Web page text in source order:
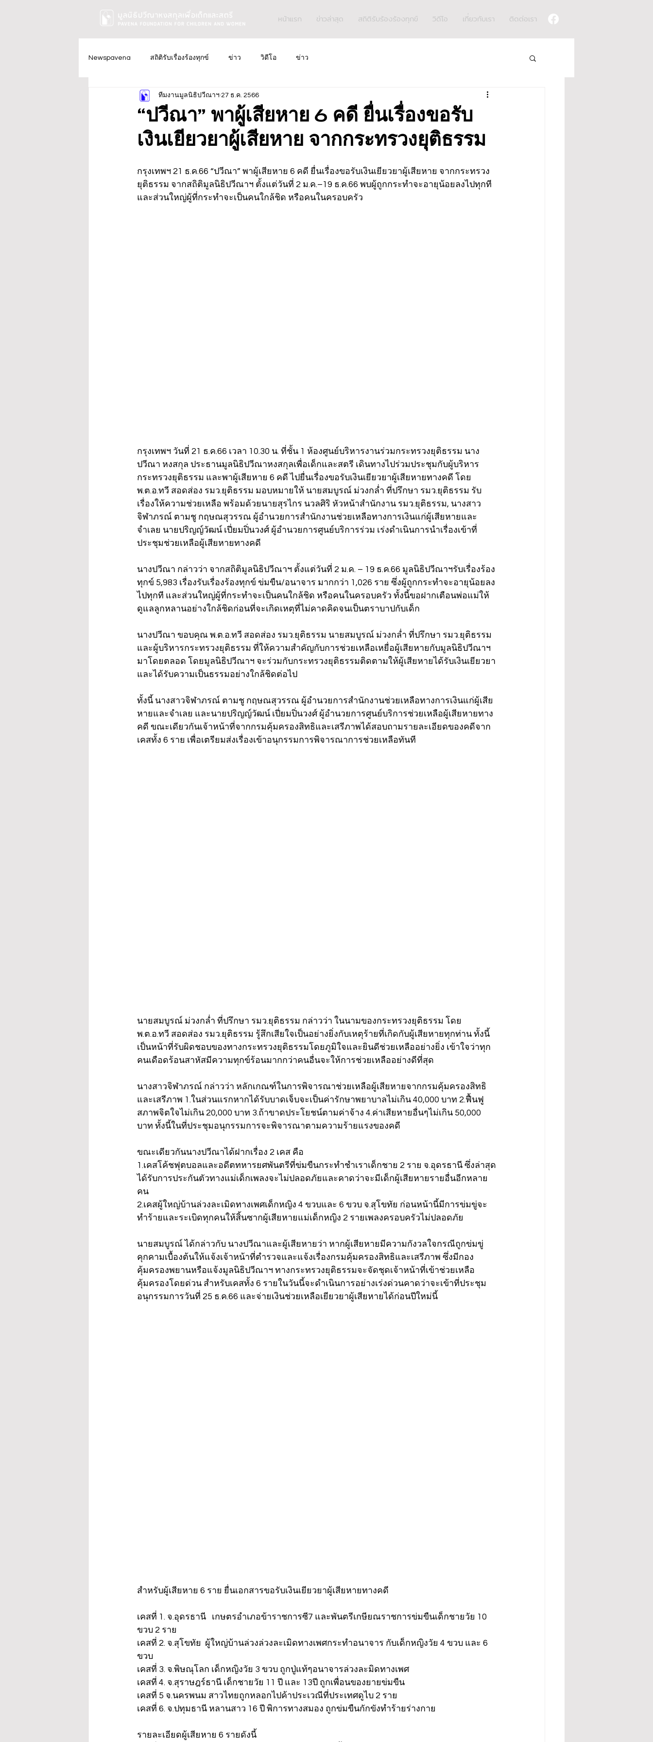
หน้าแรก ข่าวล่าสุด สถิติรับร้องร้องทุกข์ วิดีโอ เกี่ยวกับเรา ติดต่อเรา
Newspavena สถิติรับเรื่องร้องทุกข์ ข่าว วิดีโอ ข่าว
“ปวีณา” พาผู้เสียหาย 6 คดี ยื่นเรื่องขอรับ
เงินเยียวยาผู้เสียหาย จากกระทรวงยุติธรรม
ทีมงานมูลนิธิปวีณาฯ 27 ธ.ค. 2566
กรุงเทพฯ 21 ธ.ค.66 “ปวีณา” พาผู้เสียหาย 6 คดี ยื่นเรื่องขอรับเงินเยียวยาผู้เสียหาย จากกระทรวง
ยุติธรรม จากสถิติมูลนิธิปวีณาฯ ตั้งแต่วันที่ 2 ม.ค.–19 ธ.ค.66 พบผู้ถูกกระทำจะอายุน้อยลงไปทุกที
และส่วนใหญ่ผู้ที่กระทำจะเป็นคนใกล้ชิด หรือคนในครอบครัว
กรุงเทพฯ วันที่ 21 ธ.ค.66 เวลา 10.30 น. ที่ชั้น 1 ห้องศูนย์บริหารงานร่วมกระทรวงยุติธรรม นาง
ปวีณา หงสกุล ประธานมูลนิธิปวีณาหงสกุลเพื่อเด็กและสตรี เดินทางไปร่วมประชุมกับผู้บริหาร
กระทรวงยุติธรรม และพาผู้เสียหาย 6 คดี ไปยื่นเรื่องขอรับเงินเยียวยาผู้เสียหายทางคดี โดย
พ.ต.อ.ทวี สอดส่อง รมว.ยุติธรรม มอบหมายให้ นายสมบูรณ์ ม่วงกล่ำ ที่ปรึกษา รมว.ยุติธรรม รับ
เรื่องให้ความช่วยเหลือ พร้อมด้วยนายสุรไกร นวลศิริ หัวหน้าสำนักงาน รมว.ยุติธรรม, นางสาว
จิฬาภรณ์ ตามชู กฤษณสุวรรณ ผู้อำนวยการสำนักงานช่วยเหลือทางการเงินแก่ผู้เสียหายและ
จำเลย นายปริญญ์วัฒน์ เปี่ยมปิ่นวงศ์ ผู้อำนวยการศูนย์บริการร่วม เร่งดำเนินการนำเรื่องเข้าที่
ประชุมช่วยเหลือผู้เสียหายทางคดี
นางปวีณา กล่าวว่า จากสถิติมูลนิธิปวีณาฯ ตั้งแต่วันที่ 2 ม.ค. – 19 ธ.ค.66 มูลนิธิปวีณาฯรับเรื่องร้อง
ทุกข์ 5,983 เรื่องรับเรื่องร้องทุกข์ ข่มขืน/อนาจาร มากกว่า 1,026 ราย ซึ่งผู้ถูกกระทำจะอายุน้อยลง
ไปทุกที และส่วนใหญ่ผู้ที่กระทำจะเป็นคนใกล้ชิด หรือคนในครอบครัว ทั้งนี้ขอฝากเตือนพ่อแม่ให้
ดูแลลูกหลานอย่างใกล้ชิดก่อนที่จะเกิดเหตุที่ไม่คาดคิดจนเป็นตราบาปกับเด็ก
นางปวีณา ขอบคุณ พ.ต.อ.ทวี สอดส่อง รมว.ยุติธรรม นายสมบูรณ์ ม่วงกล่ำ ที่ปรึกษา รมว.ยุติธรรม
และผู้บริหารกระทรวงยุติธรรม ที่ให้ความสำคัญกับการช่วยเหลือเหยื่อผู้เสียหายกับมูลนิธิปวีณาฯ
มาโดยตลอด โดยมูลนิธิปวีณาฯ จะร่วมกับกระทรวงยุติธรรมติดตามให้ผู้เสียหายได้รับเงินเยียวยา
และได้รับความเป็นธรรมอย่างใกล้ชิดต่อไป
ทั้งนี้ นางสาวจิฬาภรณ์ ตามชู กฤษณสุวรรณ ผู้อำนวยการสำนักงานช่วยเหลือทางการเงินแก่ผู้เสีย
หายและจำเลย และนายปริญญ์วัฒน์ เปี่ยมปิ่นวงศ์ ผู้อำนวยการศูนย์บริการช่วยเหลือผู้เสียหายทาง
คดี ขณะเดียวกันเจ้าหน้าที่จากกรมคุ้มครองสิทธิและเสรีภาพได้สอบถามรายละเอียดของคดีจาก
เคสทั้ง 6 ราย เพื่อเตรียมส่งเรื่องเข้าอนุกรรมการพิจารณาการช่วยเหลือทันที
นายสมบูรณ์ ม่วงกล่ำ ที่ปรึกษา รมว.ยุติธรรม กล่าวว่า ในนามของกระทรวงยุติธรรม โดย
พ.ต.อ.ทวี สอดส่อง รมว.ยุติธรรม รู้สึกเสียใจเป็นอย่างยิ่งกับเหตุร้ายที่เกิดกับผู้เสียหายทุกท่าน ทั้งนี้
เป็นหน้าที่รับผิดชอบของทางกระทรวงยุติธรรมโดยภูมิใจและยินดีช่วยเหลืออย่างยิ่ง เข้าใจว่าทุก
คนเดือดร้อนสาหัสมีความทุกข์ร้อนมากกว่าคนอื่นจะให้การช่วยเหลืออย่างดีที่สุด
นางสาวจิฬาภรณ์ กล่าวว่า หลักเกณฑ์ในการพิจารณาช่วยเหลือผู้เสียหายจากกรมคุ้มครองสิทธิ
และเสรีภาพ 1.ในส่วนแรกหากได้รับบาดเจ็บจะเป็นค่ารักษาพยาบาลไม่เกิน 40,000 บาท 2.ฟื้นฟู
สภาพจิตใจไม่เกิน 20,000 บาท 3.ถ้าขาดประโยชน์ตามค่าจ้าง 4.ค่าเสียหายอื่นๆไม่เกิน 50,000
บาท ทั้งนี้ในที่ประชุมอนุกรรมการจะพิจารณาตามความร้ายแรงของคดี
ขณะเดียวกันนางปวีณาได้ฝากเรื่อง 2 เคส คือ
1.เคสโค้ชฟุตบอลและอดีตทหารยศพันตรีที่ข่มขืนกระทำชำเราเด็กชาย 2 ราย จ.อุดรธานี ซึ่งล่าสุด
ได้รับการประกันตัวทางแม่เด็กเพลงจะไม่ปลอดภัยและคาดว่าจะมีเด็กผู้เสียหายรายอื่นอีกหลาย
คน
2.เคสผู้ใหญ่บ้านล่วงละเมิดทางเพศเด็กหญิง 4 ขวบและ 6 ขวบ จ.สุโขทัย ก่อนหน้านี้มีการข่มขู่จะ
ทำร้ายและระเบิดทุกคนให้สิ้นซากผู้เสียหายแม่เด็กหญิง 2 รายเพลงครอบครัวไม่ปลอดภัย
นายสมบูรณ์ ได้กล่าวกับ นางปวีณาและผู้เสียหายว่า หากผู้เสียหายมีความกังวลใจกรณีถูกข่มขู่
คุกคามเบื้องต้นให้แจ้งเจ้าหน้าที่ตำรวจและแจ้งเรื่องกรมคุ้มครองสิทธิและเสรีภาพ ซึ่งมีกอง
คุ้มครองพยานหรือแจ้งมูลนิธิปวีณาฯ ทางกระทรวงยุติธรรมจะจัดชุดเจ้าหน้าที่เข้าช่วยเหลือ
คุ้มครองโดยด่วน สำหรับเคสทั้ง 6 รายในวันนี้จะดำเนินการอย่างเร่งด่วนคาดว่าจะเข้าที่ประชุม
อนุกรรมการวันที่ 25 ธ.ค.66 และจ่ายเงินช่วยเหลือเยียวยาผู้เสียหายได้ก่อนปีใหม่นี้
สำหรับผู้เสียหาย 6 ราย ยื่นเอกสารขอรับเงินเยียวยาผู้เสียหายทางคดี
เคสที่ 1. จ.อุดรธานี   เกษตรอำเภอข้าราชการซี7 และพันตรีเกษียณราชการข่มขืนเด็กชายวัย 10
ขวบ 2 ราย
เคสที่ 2. จ.สุโขทัย  ผู้ใหญ่บ้านล่วงล่วงละเมิดทางเพศกระทำอนาจาร กับเด็กหญิงวัย 4 ขวบ และ 6
ขวบ
เคสที่ 3. จ.พิษณุโลก เด็กหญิงวัย 3 ขวบ ถูกปู่แท้ๆอนาจารล่วงละมิดทางเพศ
เคสที่ 4. จ.สุราษฎร์ธานี เด็กชายวัย 11 ปี และ 13ปี ถูกเพื่อนของยายข่มขืน
เคสที่ 5 จ.นครพนม สาวไทยถูกหลอกไปค้าประเวณีที่ประเทศดูไบ 2 ราย
เคสที่ 6. จ.ปทุมธานี หลานสาว 16 ปี พิการทางสมอง ถูกข่มขืนกักขังทำร้ายร่างกาย
รายละเอียดผู้เสียหาย 6 รายดังนี้